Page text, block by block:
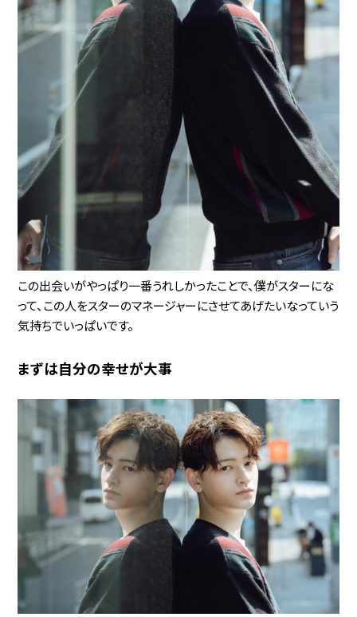
この出会いがやっぱり一番うれしかったことで、僕がスターにな
って、この人をスターのマネージャーにさせてあげたいなっていう
気持ちでいっぱいです。
まずは自分の幸せが大事